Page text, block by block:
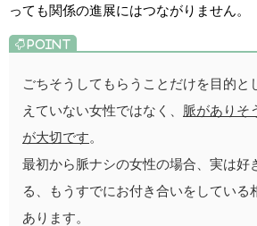
っても関係の進展にはつながりません。
ごちそうしてもらうことだけを目的と
えていない女性ではなく、 脈がありそ
が大切です。
最初から脈ナシの女性の場合、実は好
る、もうすでにお付き合いをしている
あります。